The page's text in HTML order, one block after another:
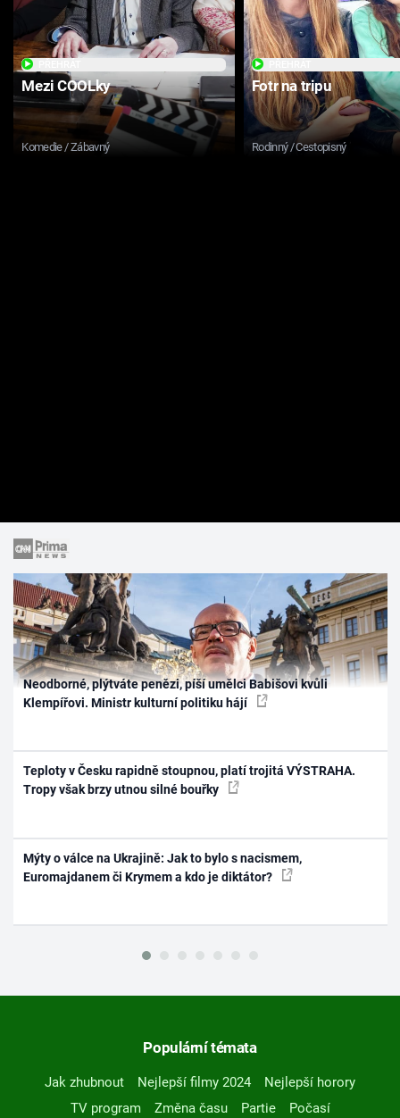
Mezi COOLky
Komedie / Zábavný
Fotr na tripu
Rodinný / Cestopisný
Neodborné, plýtváte penězi, píší umělci Babišovi kvůli
Klempířovi. Ministr kulturní politiku hájí
Teploty v Česku rapidně stoupnou, platí trojitá VÝSTRAHA.
Tropy však brzy utnou silné bouřky
Mýty o válce na Ukrajině: Jak to bylo s nacismem,
Euromajdanem či Krymem a kdo je diktátor?
Populární témata
Jak zhubnout Nejlepší filmy 2024
Nejlepší horory
TV program
Změna času Partie
Počasí